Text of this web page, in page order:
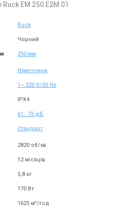
EM 250 E2M 01
Ruck
Чорний
250 мм
Німеччина
1~ 220 V/50 Hz
IPX4
61...75 дБ
Стандарт
2820 об/хв
12 місяців
5,8 кг
170 Вт
1625 м³/год